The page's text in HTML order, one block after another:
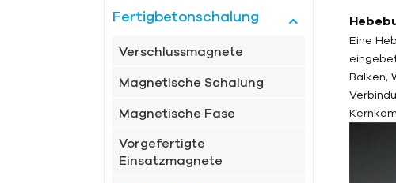
Eine
Balken,
Fertigbetonschalung
Verschlussmagnete
Magnetische Schalung
Magnetische Fase
Vorgefertigte
Einsatzmagnete